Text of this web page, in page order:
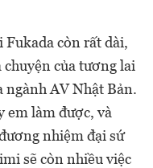
Fukada còn rất dài,
của tương lai
ngành AV Nhật Bản.
em làm được, và
nhiệm đại sứ
sẽ còn nhiều việc